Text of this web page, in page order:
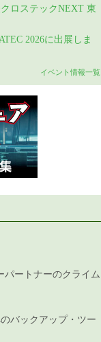
クロステックNEXT 東
2026に出展しま
イベント情報一覧
パートナーのクライム
バックアップ・ツー